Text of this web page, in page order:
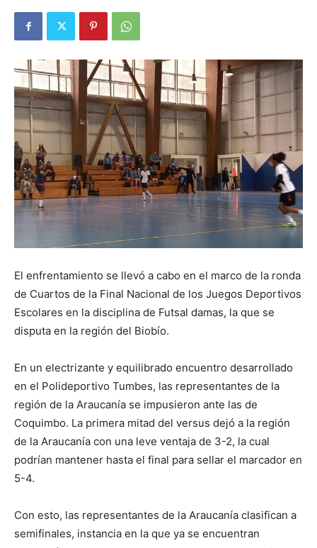
El enfrentamiento se llevó a cabo en el marco de la ronda
de Cuartos de la Final Nacional de los Juegos Deportivos
Escolares en la disciplina de Futsal damas, la que se
disputa en la región del Biobío.
En un electrizante y equilibrado encuentro desarrollado
en el Polideportivo Tumbes, las representantes de la
región de la Araucanía se impusieron ante las de
Coquimbo. La primera mitad del versus dejó a la región
de la Araucanía con una leve ventaja de 3-2, la cual
podrían mantener hasta el final para sellar el marcador en
5-4.
Con esto, las representantes de la Araucanía clasifican a
semifinales, instancia en la que ya se encuentran